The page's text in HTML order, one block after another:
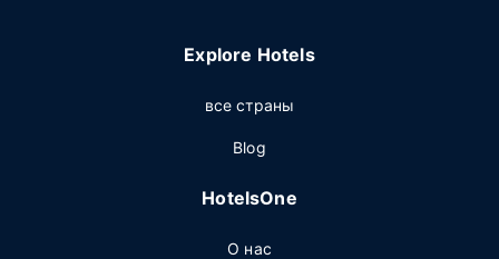
Explore Hotels
все страны
Blog
HotelsOne
О нас